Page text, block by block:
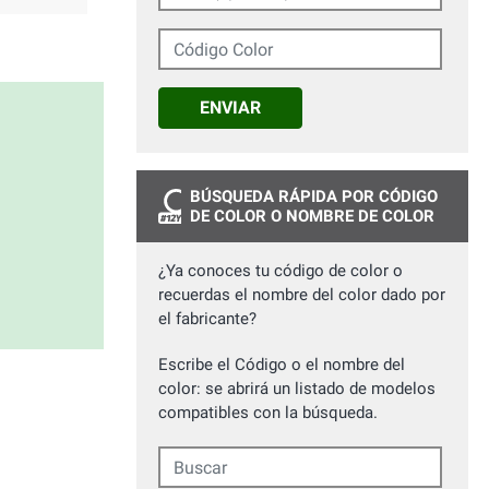
Código Color
ENVIAR
BÚSQUEDA RÁPIDA POR CÓDIGO
DE COLOR O NOMBRE DE COLOR
¿Ya conoces tu código de color o
recuerdas el nombre del color dado por
el fabricante?
Escribe el Código o el nombre del
color: se abrirá un listado de modelos
compatibles con la búsqueda.
Buscar